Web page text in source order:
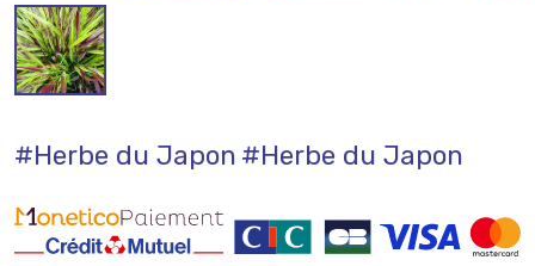
#Herbe du Japon #Herbe du Japon